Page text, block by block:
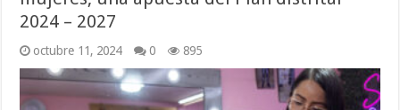
2024 – 2027
octubre 11, 2024 0 895